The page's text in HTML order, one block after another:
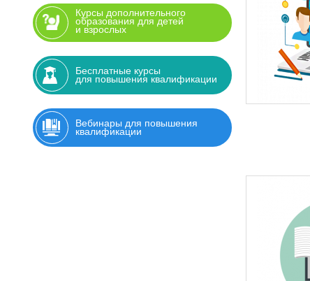
Курсы дополнительного
образования для детей
и взрослых
Бесплатные курсы
для повышения квалификации
Вебинары для повышения
квалификации